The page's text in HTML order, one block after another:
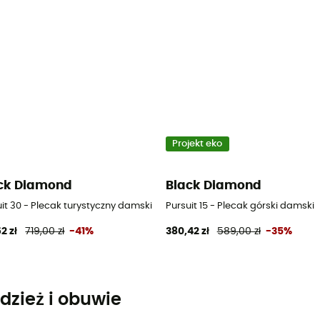
Diamond
30 - Plecak turystyczny damski
zł 719,00 zł -41%
Projekt eko
Black Diamond
Pursuit 15 - Plecak górski damski
380,42 zł 589,00 zł -35%
i obuwie